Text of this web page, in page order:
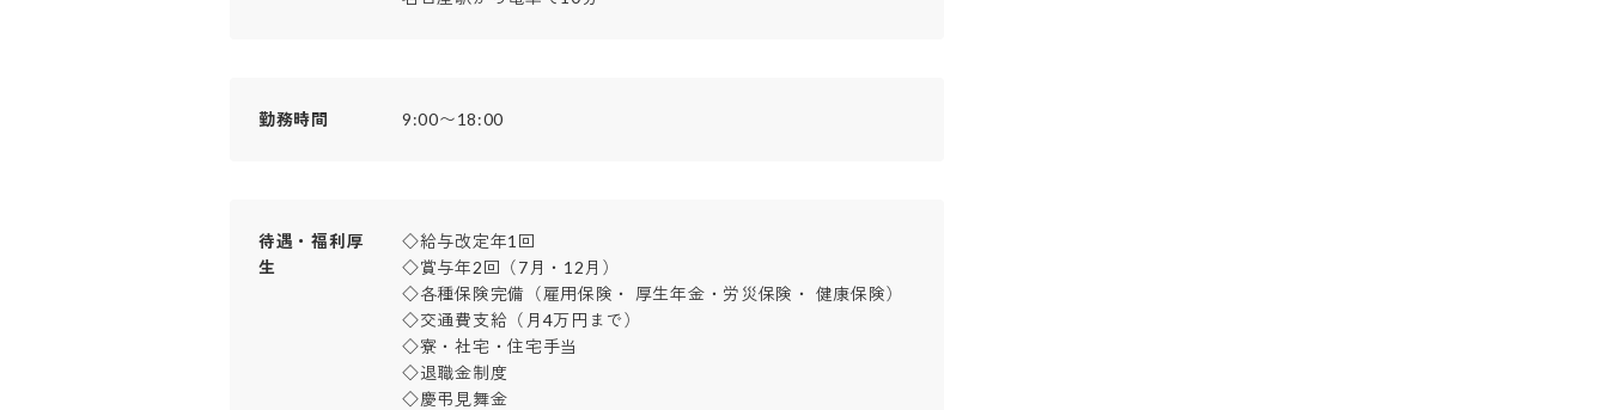
勤務時間 9:00〜18:00
待遇・福利厚
生
◇給与改定年1回
◇賞与年2回（7月・12月）
◇各種保険完備（雇用保険・ 厚生年金・労災保険・ 健康保険）
◇交通費支給（月4万円まで）
◇寮・社宅・住宅手当
◇退職金制度
◇慶弔見舞金